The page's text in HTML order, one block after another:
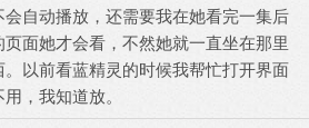
自动播放，还需要我在她看完一集后
面她才会看，不然她就一直坐在那里
以前看蓝精灵的时候我帮忙打开界面
，我知道放。